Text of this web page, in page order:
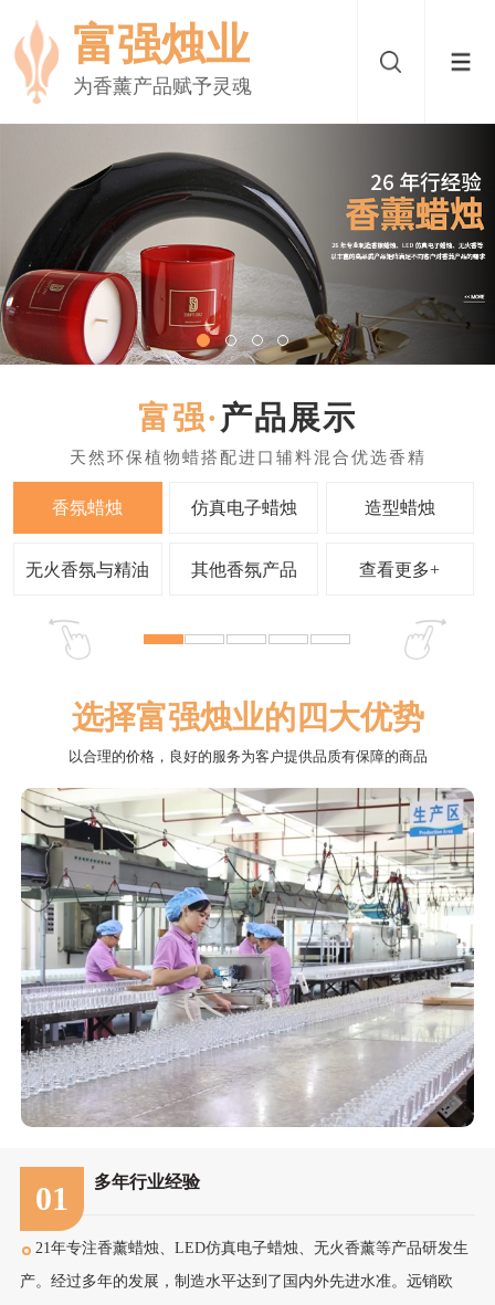
富强烛业
为香薰产品赋予灵魂
产品展示
查看更多+
选择富强烛业的四大优势
以合理的价格，良好的服务为客户提供品质有保障的商品
01 多年行业经验
21年专注香薰蜡烛、LED仿真电子蜡烛、无火香薰等产品研发生
产。经过多年的发展，制造水平达到了国内外先进水准。远销欧